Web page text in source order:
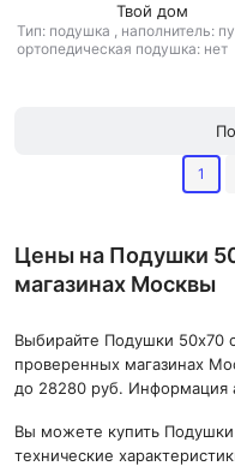
Твой дом
Тип: подушка , наполнитель:
ортопедическая подушка: нет
1
Цены на Подушки
магазинах Москвы
Выбирайте Подушки 50х70
проверенных магазинах
до 28280 руб. Информация
Вы можете купить Подушки
технические